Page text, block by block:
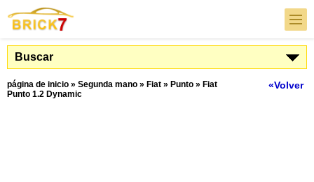
Buscar
«Volver
página de inicio » Segunda mano » Fiat » Punto » Fiat
Punto 1.2 Dynamic